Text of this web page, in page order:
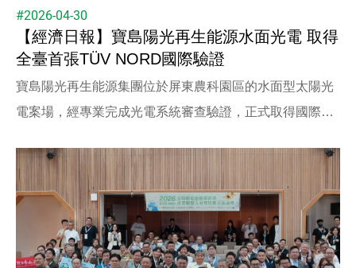
#2026-04-30
【經濟日報】寶島陽光再生能源水面光電 取得
全臺首張TÜV NORD國際驗證
寶島陽光再生能源集團位於屏東農科園區的水面型太陽光
電案場，經專業完成光電系統審查驗證，正式取得國際第
在設計、施工與運作各層面，均符合國際標準，擁有高可
靠性與安全性，更象徵臺灣水面型光電發展接軌國際，踏
出制度化的關鍵一步。